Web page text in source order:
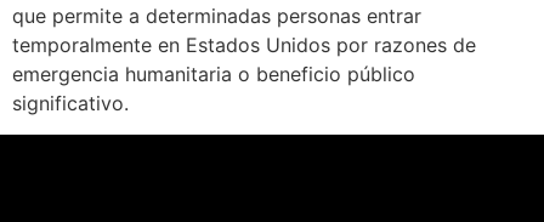
que permite a determinadas personas entrar
temporalmente en Estados Unidos por razones de
emergencia humanitaria o beneficio público
significativo.